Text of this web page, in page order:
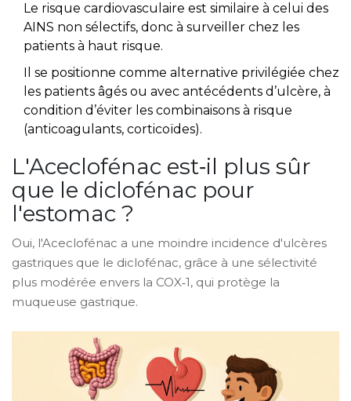
Le risque cardiovasculaire est similaire à celui des
AINS non sélectifs, donc à surveiller chez les
patients à haut risque.
Il se positionne comme alternative privilégiée chez
les patients âgés ou avec antécédents d’ulcère, à
condition d’éviter les combinaisons à risque
(anticoagulants, corticoïdes).
L'Aceclofénac est‑il plus sûr
que le diclofénac pour
l'estomac ?
Oui, l'Aceclofénac a une moindre incidence d'ulcères
gastriques que le diclofénac, grâce à une sélectivité
plus modérée envers la COX‑1, qui protège la
muqueuse gastrique.